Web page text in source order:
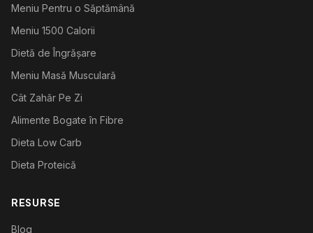
Meniu Pentru o Săptămână
Meniu 1500 Calorii
Dietă de Îngrășare
Meniu Masă Musculară
Cât Zahăr Pe Zi
Alimente Bogate în Fibre
Dieta Low Carb
Dieta Proteică
RESURSE
Blog